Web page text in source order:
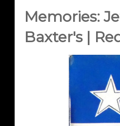
Memories:
Baxter's |